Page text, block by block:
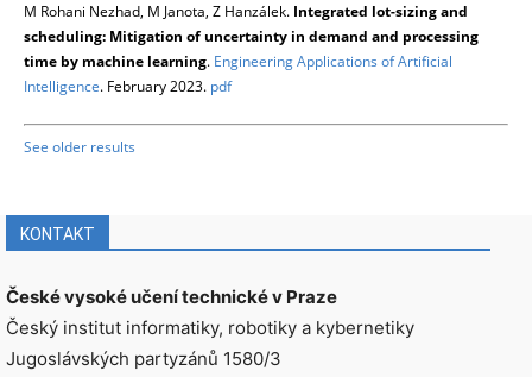
M Rohani Nezhad, M Janota, Z Hanzálek. Integrated lot-sizing and
scheduling: Mitigation of uncertainty in demand and processing
time by machine learning. Engineering Applications of Artificial
Intelligence. February 2023. pdf
See older results
KONTAKT
České vysoké učení technické v Praze
Český institut informatiky, robotiky a kybernetiky
Jugoslávských partyzánů 1580/3